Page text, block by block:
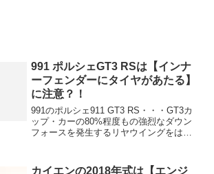
991 ポルシェGT3 RSは【インナ
ーフェンダーにタイヤがあたる】
に注意？！
991のポルシェ911 GT3 RS・・・GT3カ
ップ・カーの80%程度もの強烈なダウン
フォースを発生するリヤウイングをはじ
そしてPDKはさらにシャープに研ぎ澄...
カイエンの2018年式は【エンジ